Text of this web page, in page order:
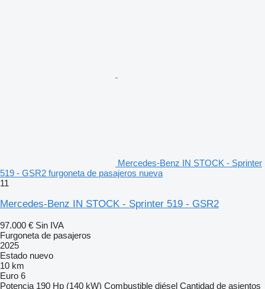
Mercedes-Benz IN STOCK - Sprinter
519 - GSR2 furgoneta de pasajeros nueva
11
Mercedes-Benz IN STOCK - Sprinter 519 - GSR2
97.000 € Sin IVA
Furgoneta de pasajeros
2025
Estado nuevo
10 km
Euro 6
Potencia 190 Hp (140 kW) Combustible diésel Cantidad de asientos